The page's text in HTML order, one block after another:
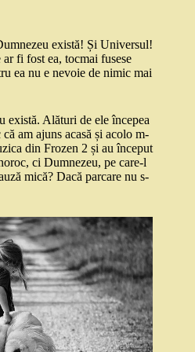
există! Și Universul!
fi fost ea, tocmai fusese
ea nu e nevoie de nimic mai
există. Alături de ele începea
am ajuns acasă și acolo m-
din Frozen 2 și au început
ci Dumnezeu, pe care-l
mică? Dacă parcare nu s-